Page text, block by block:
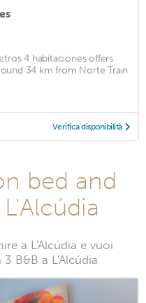
4 habitaciones offers
34 km from Norte Train
Verifica disponibilità
bed and
a L'Alcúdia e vuoi
B&B a L'Alcúdia